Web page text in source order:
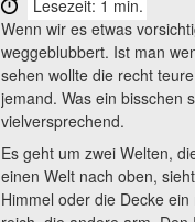
Lesezeit: 1 min.
Wenn wir es etwas
weggeblubbert. Ist man
sehen wollte die recht
jemand. Was ein bisschen
vielversprechend.
Es geht um zwei Welten,
einen Welt nach oben,
Himmel oder die Decke